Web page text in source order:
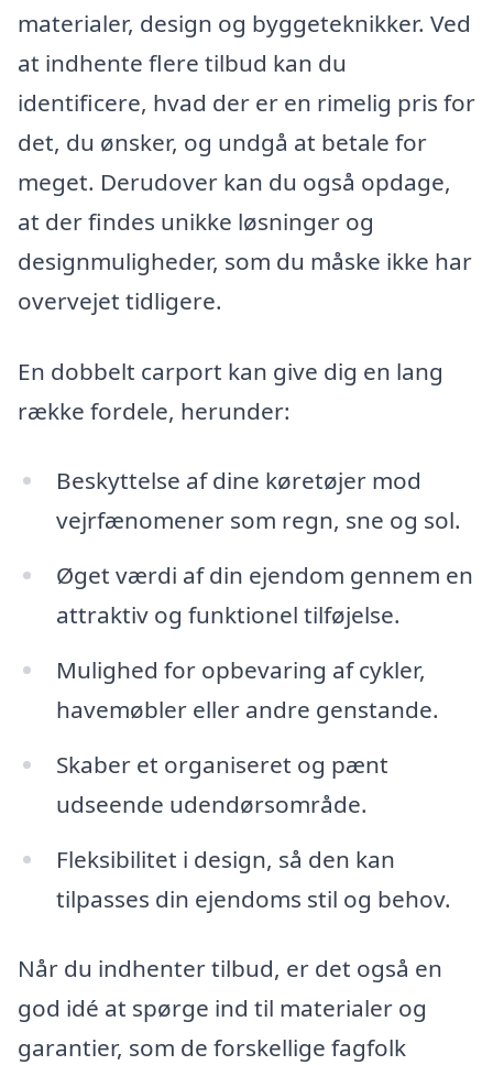
materialer, design og byggeteknikker. Ved
at indhente flere tilbud kan du
identificere, hvad der er en rimelig pris for
det, du ønsker, og undgå at betale for
meget. Derudover kan du også opdage,
at der findes unikke løsninger og
designmuligheder, som du måske ikke har
overvejet tidligere.
En dobbelt carport kan give dig en lang
række fordele, herunder:
Beskyttelse af dine køretøjer mod
vejrfænomener som regn, sne og sol.
Øget værdi af din ejendom gennem en
attraktiv og funktionel tilføjelse.
Mulighed for opbevaring af cykler,
havemøbler eller andre genstande.
Skaber et organiseret og pænt
udseende udendørsområde.
Fleksibilitet i design, så den kan
tilpasses din ejendoms stil og behov.
Når du indhenter tilbud, er det også en
god idé at spørge ind til materialer og
garantier, som de forskellige fagfolk